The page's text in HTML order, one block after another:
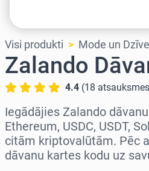
Visi produkti Mode un
Zalando
4.4 (18 atsauksmes
Iegādājies Zalando
Ethereum, USDC, USDT,
citām kriptovalūtām. Pēc
dāvanu kartes kodu uz